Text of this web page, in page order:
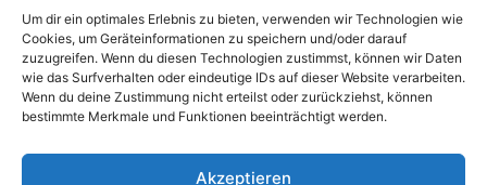
Um dir ein optimales Erlebnis zu bieten, verwenden wir Technologien wie
Cookies, um Geräteinformationen zu speichern und/oder darauf
zuzugreifen. Wenn du diesen Technologien zustimmst, können wir Daten
wie das Surfverhalten oder eindeutige IDs auf dieser Website verarbeiten.
Wenn du deine Zustimmung nicht erteilst oder zurückziehst, können
bestimmte Merkmale und Funktionen beeinträchtigt werden.
Akzeptieren